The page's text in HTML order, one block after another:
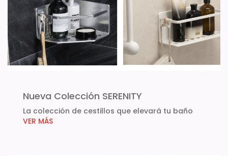
Nueva Colección SERENITY
La colección de cestillos que elevará tu baño
VER MÁS